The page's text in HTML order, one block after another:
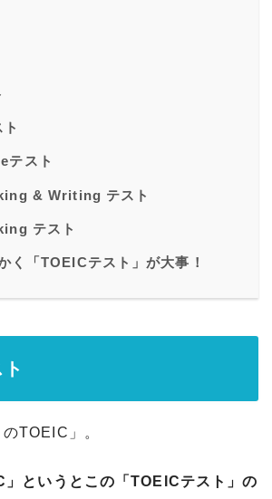
テスト
& Writing テスト
テスト
く「TOEICテスト」が大事！
TOEIC」。
」というとこの「TOEICテスト」の